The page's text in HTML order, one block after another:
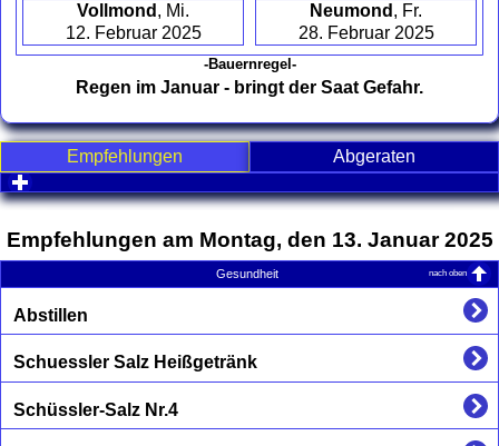
Vollmond , Mi.
12. Februar 2025
Neumond , Fr.
28. Februar 2025
-Bauernregel-
Regen im Januar - bringt der Saat Gefahr.
Empfehlungen
Abgeraten
click to expand contents
Empfehlungen am Montag, den 13. Januar 2025
Gesundheit nach oben
Abstillen
Schuessler Salz Heißgetränk
Schüssler-Salz Nr.4